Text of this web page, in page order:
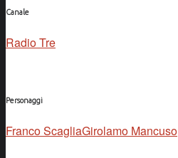
Canale
Radio Tre
Personaggi
Franco ScagliaGirolamo Mancuso